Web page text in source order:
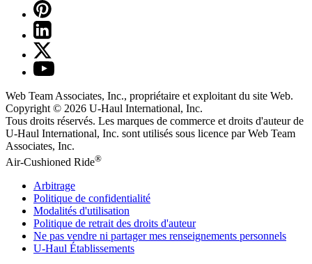
Web Team Associates, Inc., propriétaire et exploitant du site Web.
Copyright © 2026 U-Haul International, Inc.
Tous droits réservés. Les marques de commerce et droits d'auteur de
U-Haul International, Inc. sont utilisés sous licence par Web Team
Associates, Inc.
Air-Cushioned Ride®
Arbitrage
Politique de confidentialité
Modalités d'utilisation
Politique de retrait des droits d'auteur
Ne pas vendre ni partager mes renseignements personnels
U-Haul Établissements